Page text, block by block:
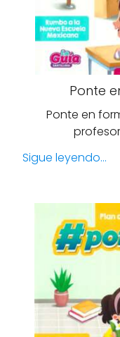
Ponte
Ponte en
Sigue leyendo...